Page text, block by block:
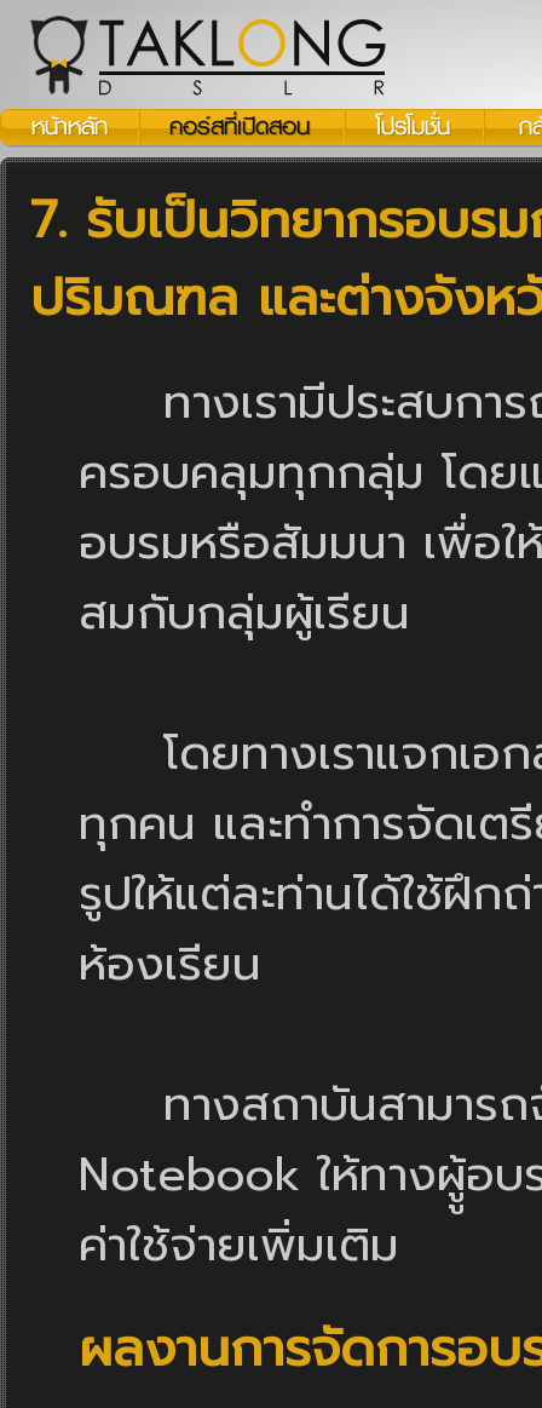
7. รับเป็นวิทยากรอบร
ปริมณฑล และต่างจังห
ทางเรามีประสบกา
ครอบคลุมทุกกลุ่ม โดย
อบรมหรือสัมมนา เพื่อให้
สมกับกลุ่มผู้เรียน
โดยทางเราแจกเอก
ทุกคน และทำการจัดเ
รูปให้แต่ละท่านได้ใช้ฝึก
ห้องเรียน
ทางสถาบันสามารถ
Notebook ให้ทางผูู้อบ
ค่าใช้จ่ายเพิ่มเติม
ผลงานการจัดการอ